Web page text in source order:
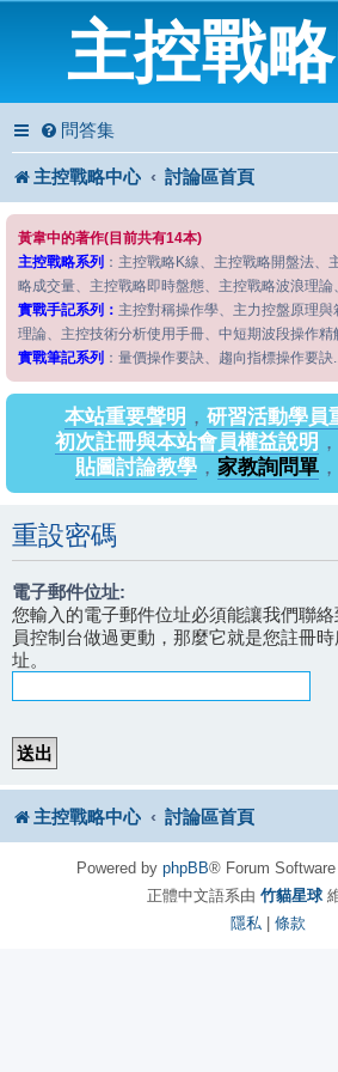
主控戰
問答集
主控戰略中心 討論區首頁
黃韋中的著作(目前共有14本)
主控戰略系列 ：主控戰略K線、主控戰略開盤法、
略成交量、主控戰略即時盤態、主控戰略波浪理
實戰手記系列： 主控對稱操作學、主力控盤原理
理論、主控技術分析使用手冊、中短期波段操作精
實戰筆記系列 ：量價操作要訣、趨向指標操作要訣
本站重要聲明 ， 研習活動學員
初次註冊與本站會員權益說明 ，
貼圖討論教學， 家教詢問單，
重設密碼
電子郵件位址:
您輸入的電子郵件位址必須能讓我們聯
員控制台做過更動，那麼它就是您註冊
址。
主控戰略中心 討論區首頁
Powered by phpBB® Forum
正體中文語系由 竹貓星球
隱私 | 條款